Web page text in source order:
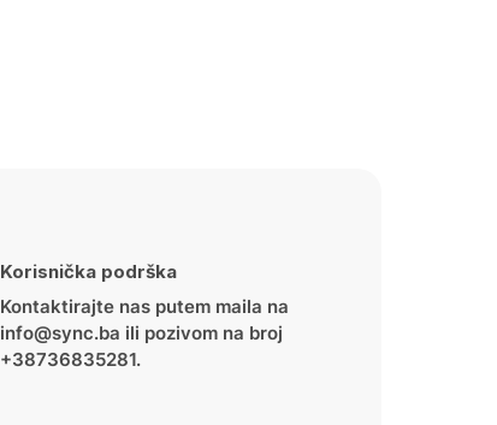
Korisnička podrška
Kontaktirajte nas putem maila na
info@sync.ba ili pozivom na broj
+38736835281.